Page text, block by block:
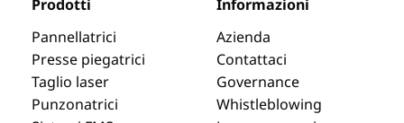
Prodotti
Pannellatrici
Presse piegatrici
Taglio laser
Punzonatrici
Informazioni
Azienda
Contattaci
Governance
Whistleblowing